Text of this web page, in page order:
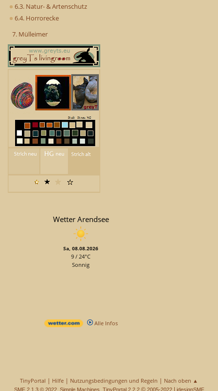
6.3. Natur- & Artenschutz
6.4. Horrorecke
7. Mülleimer
Wetter Arendsee
Sa, 08.08.2026
9 / 24°C
Sonnig
Alle Infos
TinyPortal | Hilfe | Nutzungsbedingungen und Regeln | Nach oben ▲
SMF 2.1.3 © 2022, Simple Machines TinyPortal 2.2.2© 2005-2022| idesignSMF